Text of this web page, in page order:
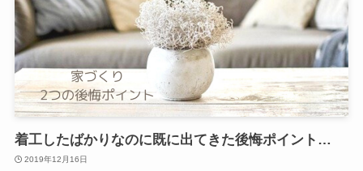
着工したばかりなのに既に出てきた後悔ポイント…
2019年12月16日